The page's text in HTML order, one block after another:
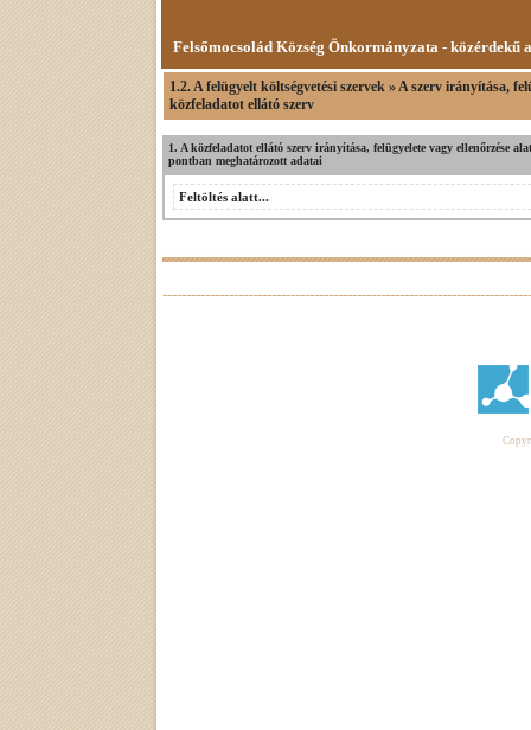
Felsőmocsolád Község Önkormányzata - közérdekű
1.2. A felügyelt költségvetési szervek » A szerv irányítása,
közfeladatot ellátó szerv
1. A közfeladatot ellátó szerv irányítása, felügyelete vagy ellenőrzése
pontban meghatározott adatai
Feltöltés alatt...